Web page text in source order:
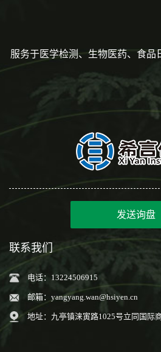
服务于医学检测、生物医药、食品
发送询盘
联系我们
电话：13224506915
邮箱： yangyang.wan@hsiyen.cn
地址：九亭镇涞寅路1025号立同国际